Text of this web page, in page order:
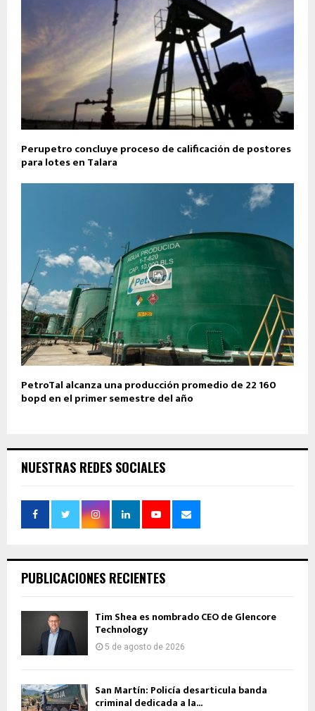
Perupetro concluye proceso de calificación de postores
para lotes en Talara
PetroTal alcanza una producción promedio de 22 160
bopd en el primer semestre del año
NUESTRAS REDES SOCIALES
PUBLICACIONES RECIENTES
Tim Shea es nombrado CEO de Glencore
Technology
5 de agosto de 2026
San Martín: Policía desarticula banda
criminal dedicada a la...